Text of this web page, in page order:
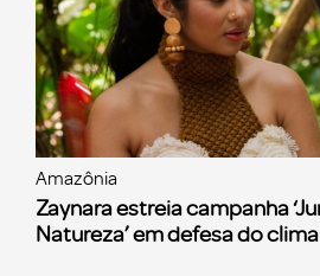
Amazônia
Zaynara estreia campanha
Natureza’ em defesa do clima